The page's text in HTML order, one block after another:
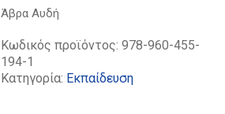
Άβρα Αυδή
Κωδικός προϊόντος:978-960-455-
194-1
Κατηγορία: Εκπαίδευση